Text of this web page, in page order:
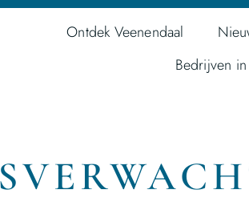
Ontdek Veenendaal
Bedrijven